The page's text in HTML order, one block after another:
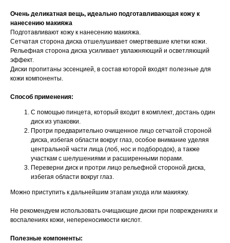
Очень деликатная вещь, идеально подготавливающая кожу к
нанесению макияжа
Подготавливают кожу к нанесению макияжа.
Сетчатая сторона диска отшелушивает омертвевшие клетки кожи.
Рельефная сторона диска усиливает увлажняющий и осветляющий
эффект.
Диски пропитаны эссенцией, в состав которой входят полезные для
кожи компоненты.
Способ применения:
С помощью пинцета, который входит в комплект, достань один
диск из упаковки.
Протри предварительно очищенное лицо сетчатой стороной
диска, избегая области вокруг глаз, особое внимание уделяя
центральной части лица (лоб, нос и подбородок), а также
участкам с шелушениями и расширенными порами.
Переверни диск и протри лицо рельефной стороной диска,
избегая области вокруг глаз.
Можно приступить к дальнейшим этапам ухода или макияжу.
Не рекомендуем использовать очищающие диски при повреждениях и
воспалениях кожи, непереносимости кислот.
Полезные компоненты: